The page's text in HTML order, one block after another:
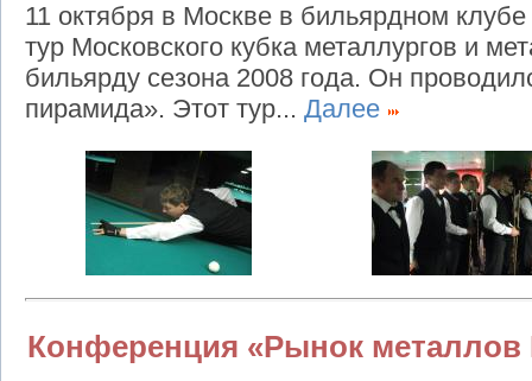
11 октября в Москве в бильярдном
тур Московского кубка металлургов и
бильярду сезона 2008 года. Он
пирамида». Этот тур... Далее
Конференция «Рынок